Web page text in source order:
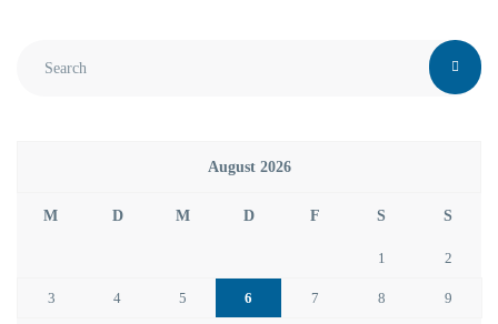
August 2026
M D M D F S S
1 2
3 4 5 6 7 8 9